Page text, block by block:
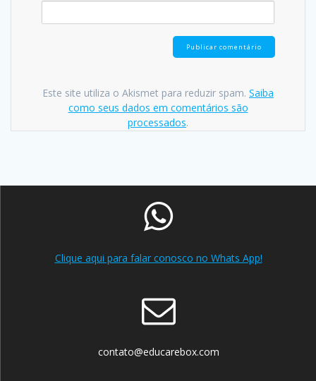
Este site utiliza o Akismet para reduzir spam. Saiba
como seus dados em comentários são
processados.
Clique aqui para falar conosco no Whats App!
contato@educarebox.com